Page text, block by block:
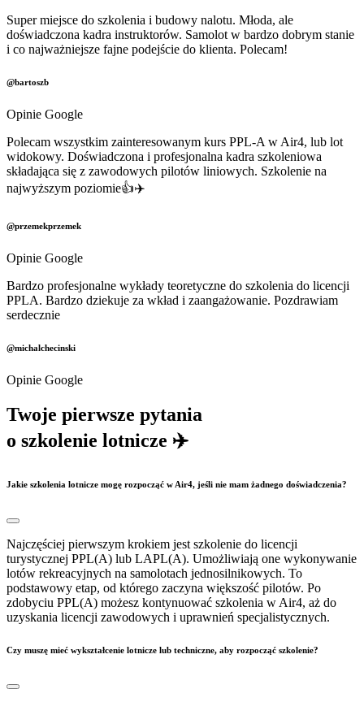
Super miejsce do szkolenia i budowy nalotu. Młoda, ale
doświadczona kadra instruktorów. Samolot w bardzo dobrym stanie
i co najważniejsze fajne podejście do klienta. Polecam!
@bartoszb
Opinie Google
Polecam wszystkim zainteresowanym kurs PPL-A w Air4, lub lot
widokowy. Doświadczona i profesjonalna kadra szkoleniowa
składająca się z zawodowych pilotów liniowych. Szkolenie na
najwyższym poziomie👍✈️
@przemekprzemek
Opinie Google
Bardzo profesjonalne wykłady teoretyczne do szkolenia do licencji
PPLA. Bardzo dziekuje za wkład i zaangażowanie. Pozdrawiam
serdecznie
@michalchecinski
Opinie Google
Twoje pierwsze pytania
o szkolenie lotnicze ✈️
Jakie szkolenia lotnicze mogę rozpocząć w Air4, jeśli nie mam żadnego doświadczenia?
Najczęściej pierwszym krokiem jest szkolenie do licencji
turystycznej PPL(A) lub LAPL(A). Umożliwiają one wykonywanie
lotów rekreacyjnych na samolotach jednosilnikowych. To
podstawowy etap, od którego zaczyna większość pilotów. Po
zdobyciu PPL(A) możesz kontynuować szkolenia w Air4, aż do
uzyskania licencji zawodowych i uprawnień specjalistycznych.
Czy muszę mieć wykształcenie lotnicze lub techniczne, aby rozpocząć szkolenie?